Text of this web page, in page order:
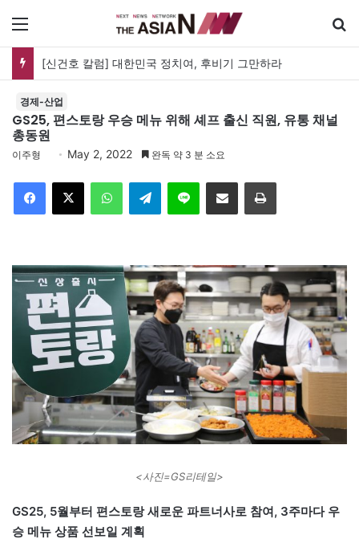
[신건호 칼럼] 대한민국 정치여, 후비기 그만하라
경제-산업
GS25, 편스토랑 우승 메뉴 위해 셰프 출신 직원, 유통 채널
총동원
이주형 May 2, 2022 완독 약 3 분 소요
Telegram 이메일
<사진=GS리테일>
GS25, 5월부터 편스토랑 새로운 파트너사로 참여, 3주마다 우
승 메뉴 상품 선보일 계획